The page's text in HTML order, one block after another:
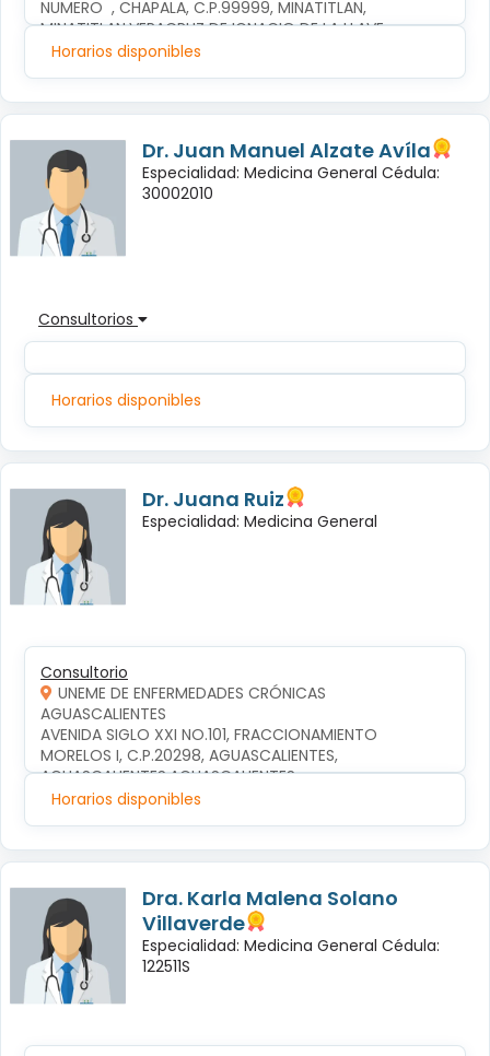
NUMERO  , CHAPALA, C.P.99999, MINATITLAN,
MINATITLAN,VERACRUZ DE IGNACIO DE LA LLAVE
Horarios disponibles
Dr. Juan Manuel Alzate Avíla
Especialidad: Medicina General Cédula:
30002010
Consultorios
Horarios disponibles
Dr. Juana Ruiz
Especialidad: Medicina General
Consultorio
UNEME DE ENFERMEDADES CRÓNICAS
AGUASCALIENTES
AVENIDA SIGLO XXI NO.101, FRACCIONAMIENTO
MORELOS I, C.P.20298, AGUASCALIENTES,
AGUASCALIENTES,AGUASCALIENTES
Horarios disponibles
Dra. Karla Malena Solano
Villaverde
Especialidad: Medicina General Cédula:
122511S